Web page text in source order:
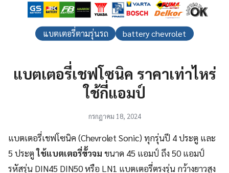
แบตเตอรี่ตามรุ่นรถ battery chevrolet
แบตเตอรี่เชฟโซนิค ราคาเท่าไหร่
ใช้กี่แอมป์
กรกฎาคม 18, 2024
แบตเตอรี่เชฟโซนิค (Chevrolet Sonic) ทุกรุ่นปี 4 ประตู และ
5 ประตูใช้แบตเตอรี่ขั้วจม ขนาด 45 แอมป์ ถึง 50 แอมป์
รหัสรุ่น DIN45 DIN50 หรือ LN1 แบตเตอรี่ตรงรุ่น กว้างยาวสูง